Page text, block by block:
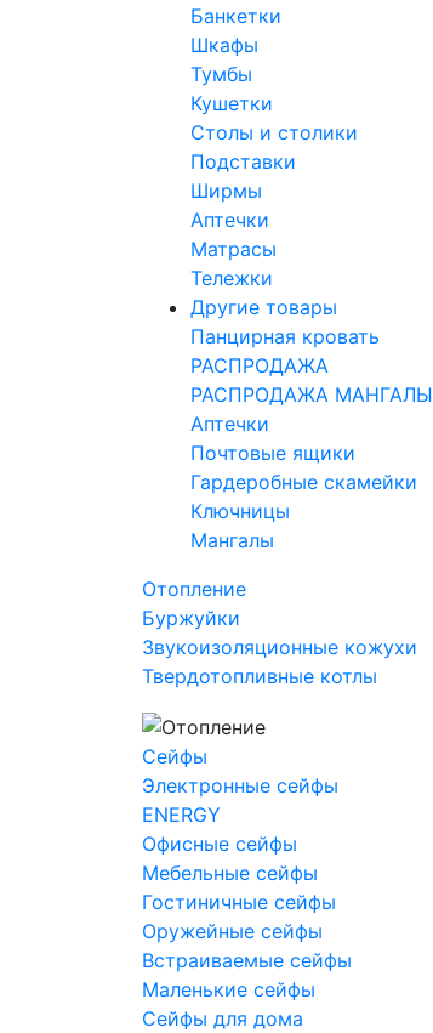
Банкетки
Шкафы
Тумбы
Кушетки
Столы и столики
Подставки
Ширмы
Аптечки
Матрасы
Тележки
Другие товары
Панцирная кровать
РАСПРОДАЖА
РАСПРОДАЖА МАНГАЛЫ
Аптечки
Почтовые ящики
Гардеробные скамейки
Ключницы
Мангалы
Отопление
Буржуйки
Звукоизоляционные кожухи
Твердотопливные котлы
Сейфы
Электронные сейфы
ENERGY
Офисные сейфы
Мебельные сейфы
Гостиничные сейфы
Оружейные сейфы
Встраиваемые сейфы
Маленькие сейфы
Сейфы для дома